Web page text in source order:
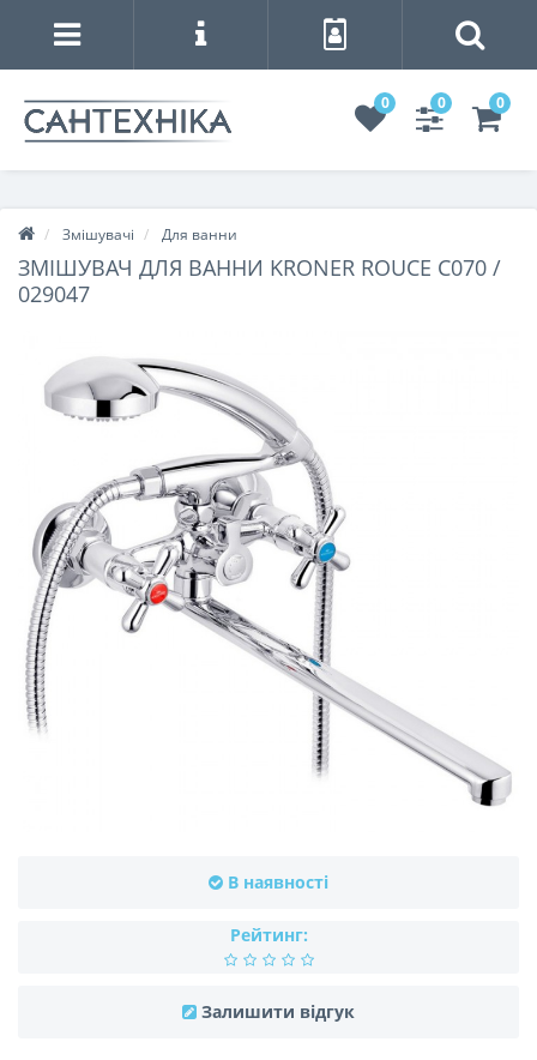
0 0 0
Змішувачі Для ванни
ЗМІШУВАЧ ДЛЯ ВАННИ KRONER ROUCE C070 /
029047
В наявності
Рейтинг:
Залишити відгук